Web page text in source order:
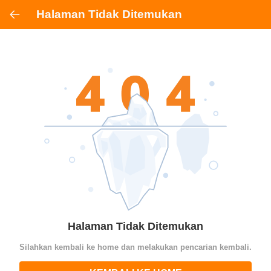
Halaman Tidak Ditemukan
Halaman Tidak Ditemukan
Silahkan kembali ke home dan melakukan pencarian kembali.